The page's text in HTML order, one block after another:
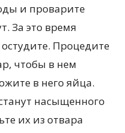
и проварите
За это время
Процедите
чтобы в нем
в него яйца.
насыщенного
их из отвара